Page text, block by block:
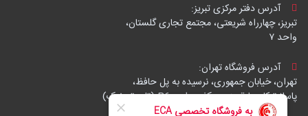
آدرس دفتر مرکزی تبریز:
تبریز، چهارراه شریعتی، مجتمع تجاری گلستان،
واحد ۷
آدرس فروشگاه تهران:
تهران، خیابان جمهوری، نرسیده به پل حافظ،
پاساژ توکل، طبقه زیرهمکف، واحد B6 (تاپ ترونیک)